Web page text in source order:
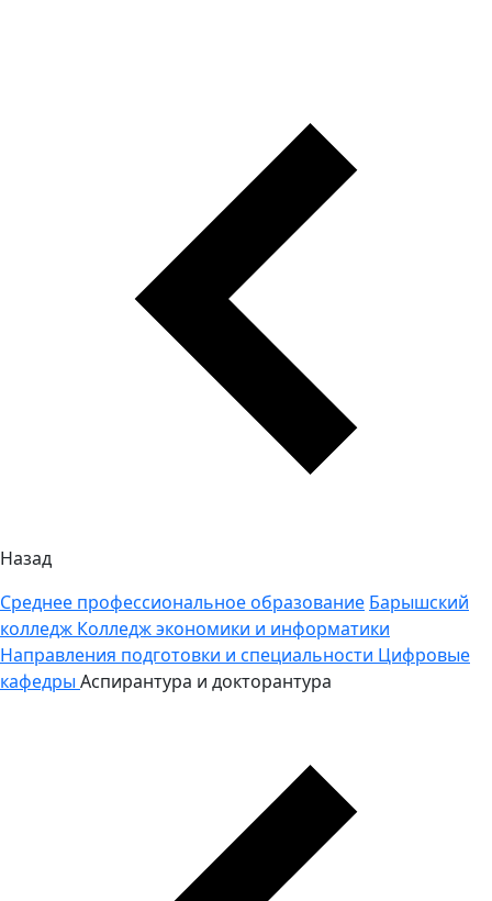
Назад
Среднее профессиональное образование Барышский
колледж Колледж экономики и информатики
Направления подготовки и специальности Цифровые
кафедры Аспирантура и докторантура